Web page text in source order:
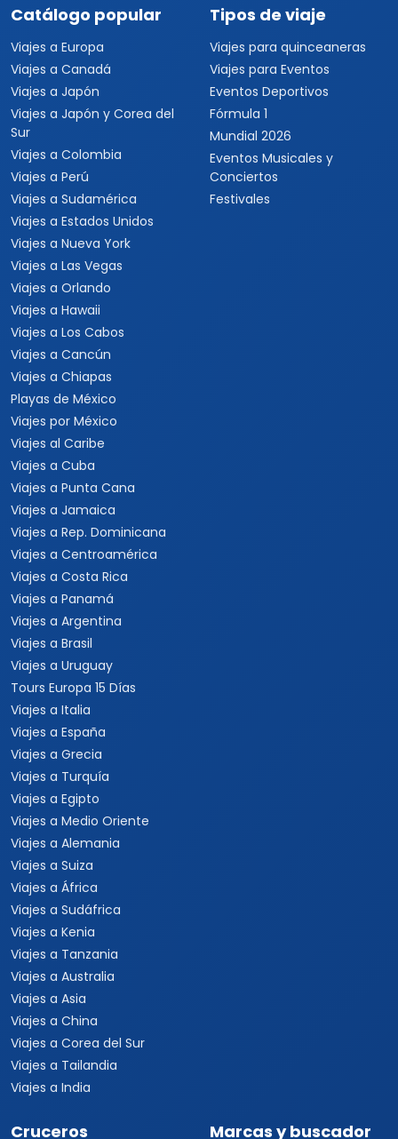
Catálogo popular
Viajes a Europa
Viajes a Canadá
Viajes a Japón
Viajes a Japón y Corea del
Sur
Viajes a Colombia
Viajes a Perú
Viajes a Sudamérica
Viajes a Estados Unidos
Viajes a Nueva York
Viajes a Las Vegas
Viajes a Orlando
Viajes a Hawaii
Viajes a Los Cabos
Viajes a Cancún
Viajes a Chiapas
Playas de México
Viajes por México
Viajes al Caribe
Viajes a Cuba
Viajes a Punta Cana
Viajes a Jamaica
Viajes a Rep. Dominicana
Viajes a Centroamérica
Viajes a Costa Rica
Viajes a Panamá
Viajes a Argentina
Viajes a Brasil
Viajes a Uruguay
Tours Europa 15 Días
Viajes a Italia
Viajes a España
Viajes a Grecia
Viajes a Turquía
Viajes a Egipto
Viajes a Medio Oriente
Viajes a Alemania
Viajes a Suiza
Viajes a África
Viajes a Sudáfrica
Viajes a Kenia
Viajes a Tanzania
Viajes a Australia
Viajes a Asia
Viajes a China
Viajes a Corea del Sur
Viajes a Tailandia
Viajes a India
Tipos de viaje
Viajes para quinceaneras
Viajes para Eventos
Eventos Deportivos
Fórmula 1
Mundial 2026
Eventos Musicales y
Conciertos
Festivales
Cruceros Marcas y buscador